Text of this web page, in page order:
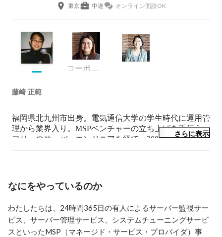
東京 中途 オンライン面談OK
コーポレート部 採用広報チーム
藤崎 正範
福岡県北九州市出身。電気通信大学の学生時代に運用管
理から業界入り。MSPベンチャーの立ち上げを手伝う。
フリーのサーバーエンジニアを経て、2005年に株式会社
ハートビーツ設立し、代表取締役に就任。現在に至る。
さらに表示
なにをやっているのか
わたしたちは、24時間365日の有人によるサーバー監視サー
ビス、サーバー管理サービス、システムチューニングサービ
スといったMSP（マネージド・サービス・プロバイダ）事